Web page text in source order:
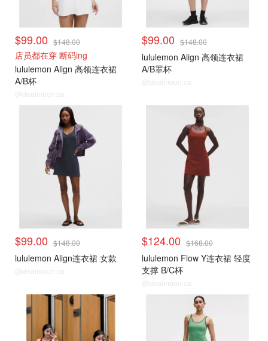
$99.00 $148.00
店员都在穿 断码ing
lululemon Align 高领连衣裙
A/B杯
@dealmoon.ca
$99.00 $148.00
lululemon Align 高领连衣裙
A/B罩杯
@dealmoon.ca
$99.00 $148.00
lululemon Align连衣裙 女款
@dealmoon.ca
$124.00 $168.00
lululemon Flow Y连衣裙 轻度
支撑 B/C杯
@dealmoon.ca